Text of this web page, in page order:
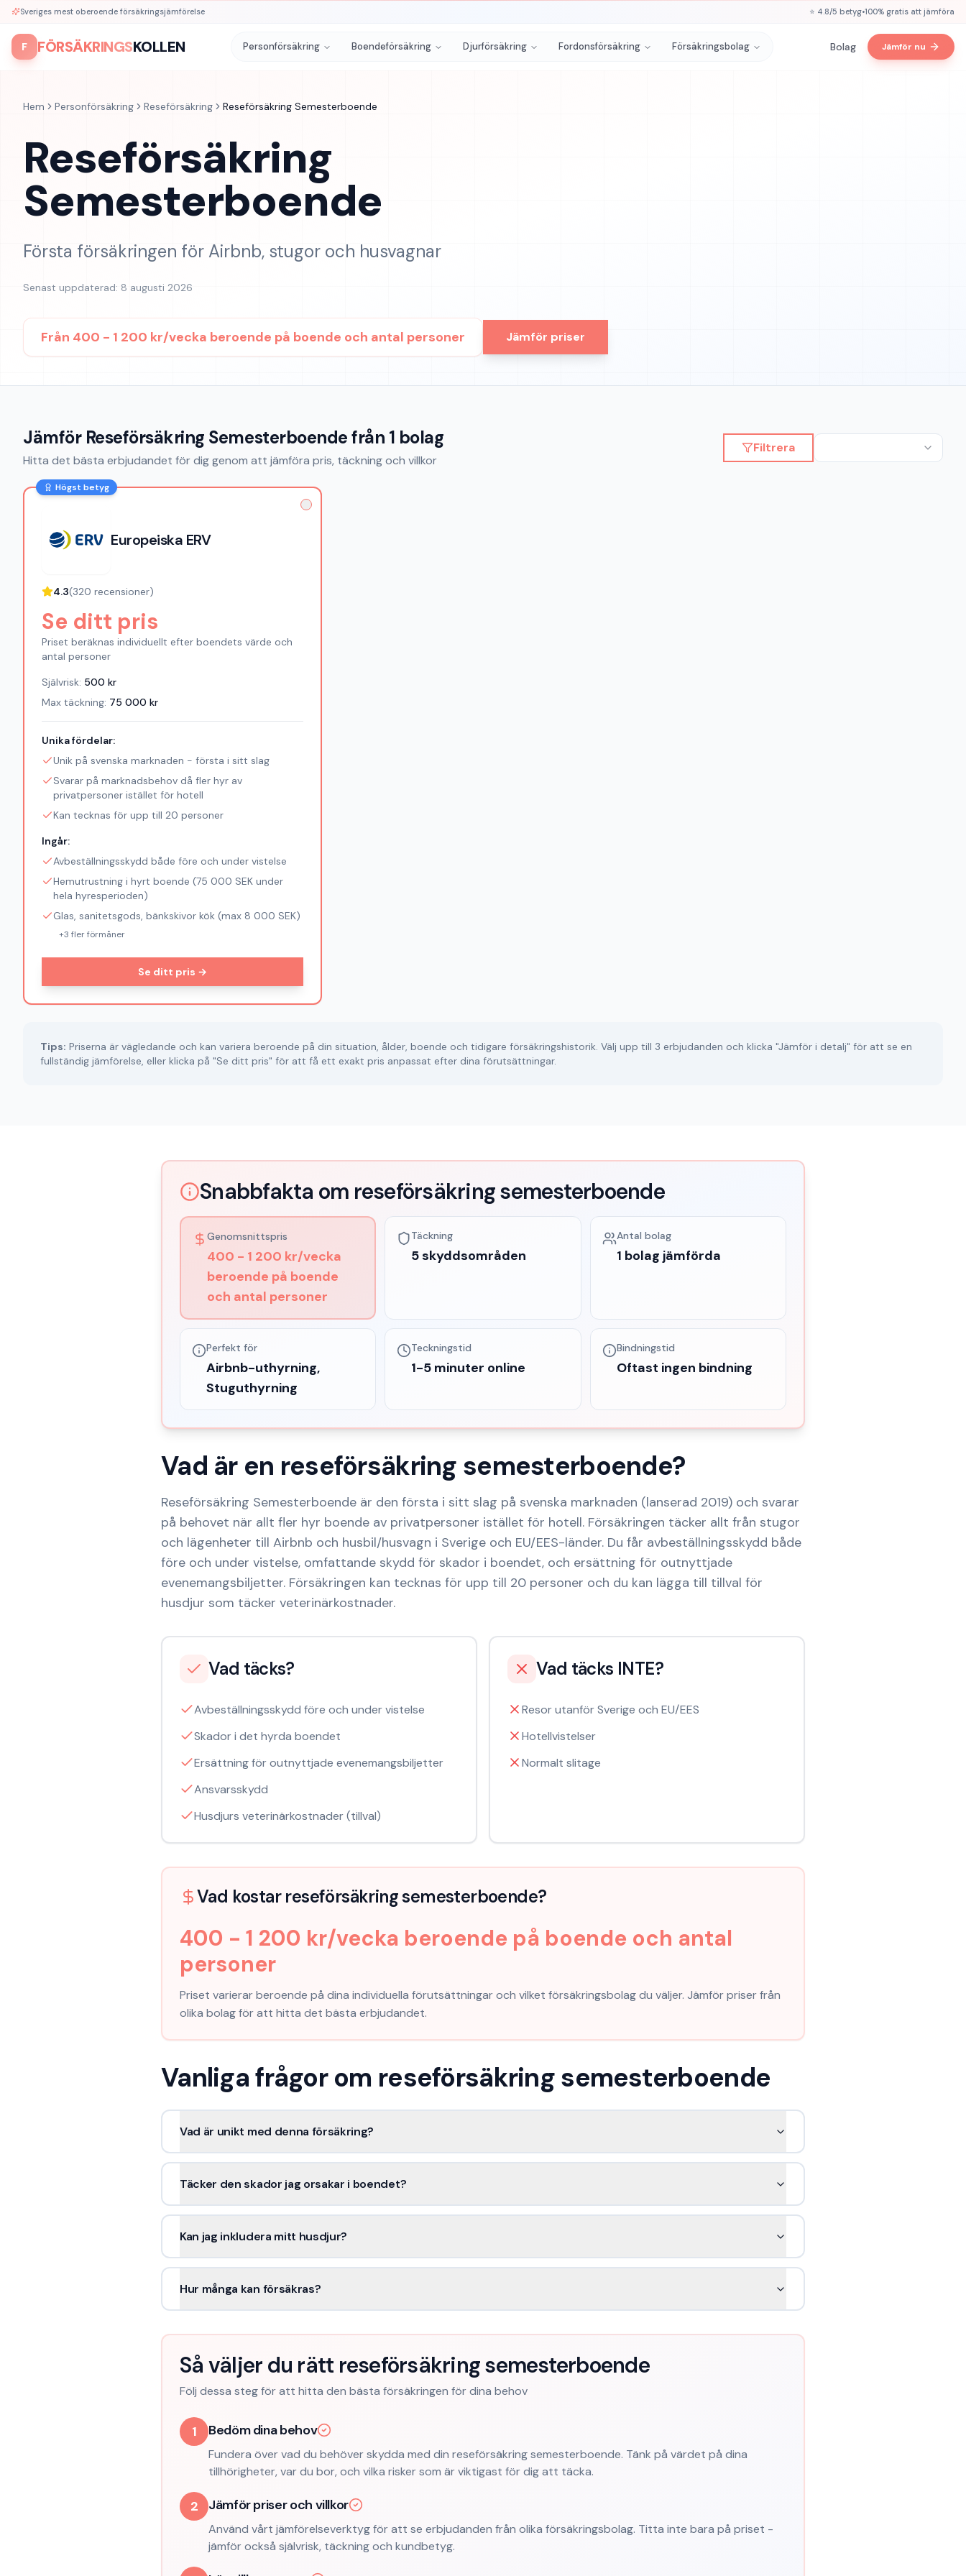
Sveriges mest oberoende försäkringsjämförelse ⭐ 4.8/5 betyg•100% gratis att jämföra
F FÖRSÄKRINGSKOLLEN Personförsäkring Boendeförsäkring Djurförsäkring Fordonsförsäkring Försäkringsbolag Bolag Jämför nu
Hem Personförsäkring Reseförsäkring Reseförsäkring Semesterboende
Reseförsäkring
Semesterboende
Första försäkringen för Airbnb, stugor och husvagnar
Senast uppdaterad: 8 augusti 2026
Från 400 - 1 200 kr/vecka beroende på boende och antal personer Jämför priser
Jämför Reseförsäkring Semesterboendefrån 1 bolag
Hitta det bästa erbjudandet för dig genom att jämföra pris, täckning och villkor
Filtrera
Högst betyg
Europeiska ERV
4.3(320 recensioner)
Se ditt pris
Priset beräknas individuellt efter boendets värde och
antal personer
Självrisk: 500 kr
Max täckning: 75 000 kr
Unika fördelar:
Unik på svenska marknaden - första i sitt slag
Svarar på marknadsbehov då fler hyr av
privatpersoner istället för hotell
Kan tecknas för upp till 20 personer
Ingår:
Avbeställningsskydd både före och under vistelse
Hemutrustning i hyrt boende (75 000 SEK under
hela hyresperioden)
Glas, sanitetsgods, bänkskivor kök (max 8 000 SEK)
+3 fler förmåner
Se ditt pris →
Tips: Priserna är vägledande och kan variera beroende på din situation, ålder, boende och tidigare försäkringshistorik. Välj upp till 3 erbjudanden och klicka "Jämför i detalj" för att se en
fullständig jämförelse, eller klicka på "Se ditt pris" för att få ett exakt pris anpassat efter dina förutsättningar.
Snabbfakta om reseförsäkring semesterboende
Genomsnittspris
400 - 1 200 kr/vecka
beroende på boende
och antal personer
Täckning
5 skyddsområden
Antal bolag
1 bolag jämförda
Perfekt för
Airbnb-uthyrning,
Stuguthyrning
Teckningstid
1-5 minuter online
Bindningstid
Oftast ingen bindning
Vad är en reseförsäkring semesterboende?
Reseförsäkring Semesterboende är den första i sitt slag på svenska marknaden (lanserad 2019) och svarar
på behovet när allt fler hyr boende av privatpersoner istället för hotell. Försäkringen täcker allt från stugor
och lägenheter till Airbnb och husbil/husvagn i Sverige och EU/EES-länder. Du får avbeställningsskydd både
före och under vistelse, omfattande skydd för skador i boendet, och ersättning för outnyttjade
evenemangsbiljetter. Försäkringen kan tecknas för upp till 20 personer och du kan lägga till tillval för
husdjur som täcker veterinärkostnader.
Vad täcks?
Avbeställningsskydd före och under vistelse
Skador i det hyrda boendet
Ersättning för outnyttjade evenemangsbiljetter
Ansvarsskydd
Husdjurs veterinärkostnader (tillval)
Vad täcks INTE?
Resor utanför Sverige och EU/EES
Hotellvistelser
Normalt slitage
Vad kostarreseförsäkring semesterboende?
400 - 1 200 kr/vecka beroende på boende och antal
personer
Priset varierar beroende på dina individuella förutsättningar och vilket försäkringsbolag du väljer. Jämför priser från
olika bolag för att hitta det bästa erbjudandet.
Vanliga frågor om reseförsäkring semesterboende
Vad är unikt med denna försäkring?
Täcker den skador jag orsakar i boendet?
Kan jag inkludera mitt husdjur?
Hur många kan försäkras?
Så väljer du rätt reseförsäkring semesterboende
Följ dessa steg för att hitta den bästa försäkringen för dina behov
1 Bedöm dina behov
Fundera över vad du behöver skydda med din reseförsäkring semesterboende. Tänk på värdet på dina
tillhörigheter, var du bor, och vilka risker som är viktigast för dig att täcka.
2 Jämför priser och villkor
Använd vårt jämförelseverktyg för att se erbjudanden från olika försäkringsbolag. Titta inte bara på priset -
jämför också självrisk, täckning och kundbetyg.